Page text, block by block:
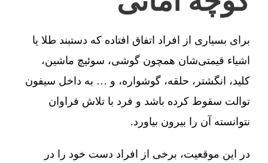
برای بسیاری از افراد اتفاق افتاده که دستبند طلا یا
اشیاء قیمتی‌شان همچون گوشی، سوئیچ ماشین،
کلید، انگشتر، حلقه، گوشواره، و … به داخل سیفون
توالت سقوط کرده باشد و فرد با تلاش فراوان
نتوانسته آن را بیرون بیاورد.
در این موقعیت، برخی از افراد دست خود را در